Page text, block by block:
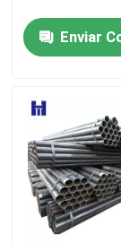
Pida una cita
Tira de
Bobina de
Enviar